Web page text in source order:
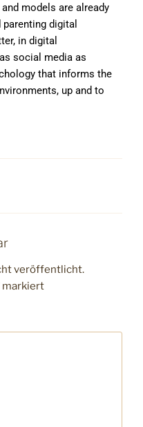
models are already
digital
in digital
social media as
that informs the
up and to
veröffentlicht.
markiert